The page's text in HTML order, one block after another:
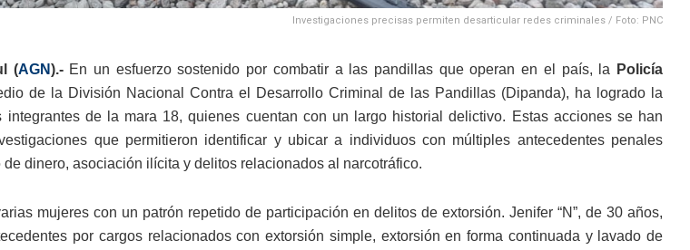
Investigaciones precisas permiten desarticular redes criminales / Foto: PNC
(AGN).- En un esfuerzo sostenido por combatir a las pandillas que operan en el país, la
Policía
de la División Nacional Contra el Desarrollo Criminal de las Pandillas (Dipanda), ha logrado la
integrantes de la mara 18, quienes cuentan con un largo historial delictivo. Estas acciones se han
que permitieron identificar y ubicar a individuos con múltiples antecedentes penales
dinero, asociación ilícita y delitos relacionados al narcotráfico.
mujeres con un patrón repetido de participación en delitos de extorsión. Jenifer “N”, de 30 años,
por cargos relacionados con extorsión simple, extorsión en forma continuada y lavado de